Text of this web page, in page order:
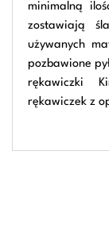
minimalną
zostawiają
używanych
pozbawione
rękawiczki
rękawiczek z